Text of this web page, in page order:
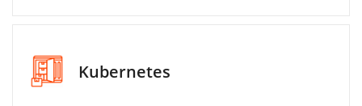
Kubernetes